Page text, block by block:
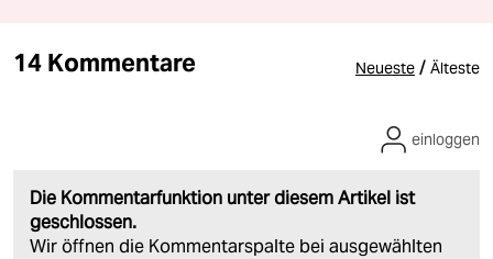
14 Kommentare Neueste / Älteste
Die Kommentarfunktion unter diesem Artikel ist
geschlossen.
Wir öffnen die Kommentarspalte bei ausgewählten
einloggen